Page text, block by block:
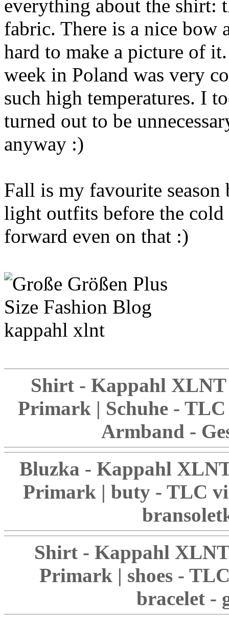
everything about the shirt:
fabric. There is a nice bow
hard to make a picture of
week in Poland was very
such high temperatures. I
turned out to be
anyway :)
Fall is my favourite
light outfits before the
forward even on that :)
Shirt - Kappahl
Primark | Schuhe -
Armband -
Bluzka - Kappahl
Primark | buty - TLC
Shirt - Kappahl
Primark | shoes -
bracelet -